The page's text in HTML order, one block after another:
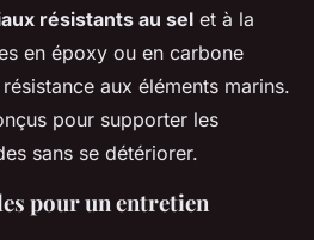
résistants au sel et à la
en époxy ou en carbone
aux éléments marins.
pour supporter les
sans se détériorer.
pour un entretien